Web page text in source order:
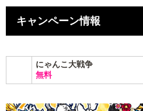
キャンペーン情報
にゃんこ大戦争
無料